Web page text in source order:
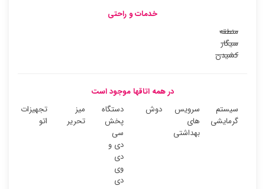
خدمات و راحتی
منطقه
سیگار
کشیدن
در همه اتاقها موجود است
سیستم
گرمایشی
سرویس
های
بهداشتی
دوش
دستگاه
پخش
سی
دی و
دی
وی
دی
میز
تحریر
تجهیزات
اتو